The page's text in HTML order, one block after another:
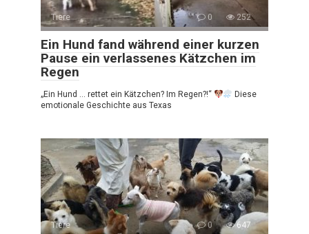
Tiere 0 252
Ein Hund fand während einer kurzen
Pause ein verlassenes Kätzchen im
Regen
„Ein Hund … rettet ein Kätzchen? Im Regen?!“
Diese
emotionale Geschichte aus Texas
Tiere 0 647